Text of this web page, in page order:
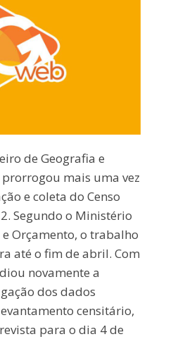
de Geografia e
prorrogou mais uma vez
e coleta do Censo
Segundo o Ministério
Orçamento, o trabalho
até o fim de abril. Com
novamente a
dos dados
censitário,
para o dia 4 de